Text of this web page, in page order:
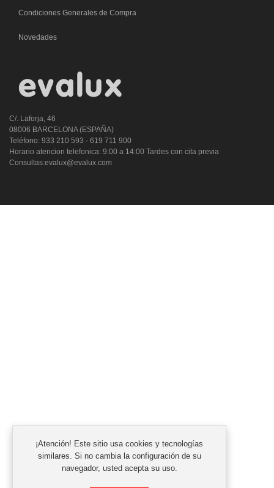
Condiciones Generales de Compra
Novedades
C/. Laforja, 46
08006 BARCELONA (ESPAÑA)
Teléfono: 933 210 593 - 619 711 900
Horario atencion telefonica: 9:00 a 14:00 Tardes con cita previa
Consultas:evalux@evalux.com
¡Atención! Este sitio usa cookies y tecnologías
similares. Si no cambia la configuración de su
navegador, usted acepta su uso.